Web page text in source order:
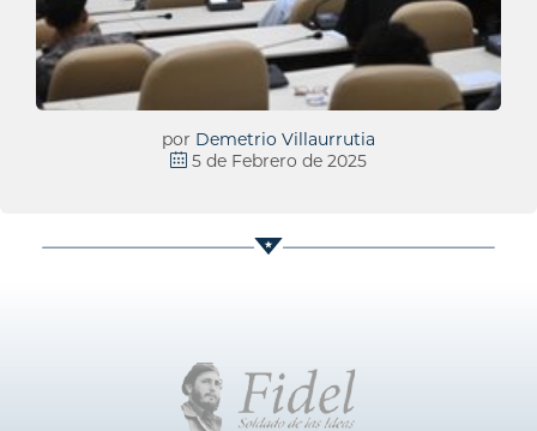
por Demetrio Villaurrutia
5 de Febrero de 2025